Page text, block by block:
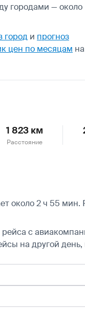
городами — около
город и прогноз
цен по месяцам на
1 823 км
Расстояние
2 ч 55 мин.
с
на другой